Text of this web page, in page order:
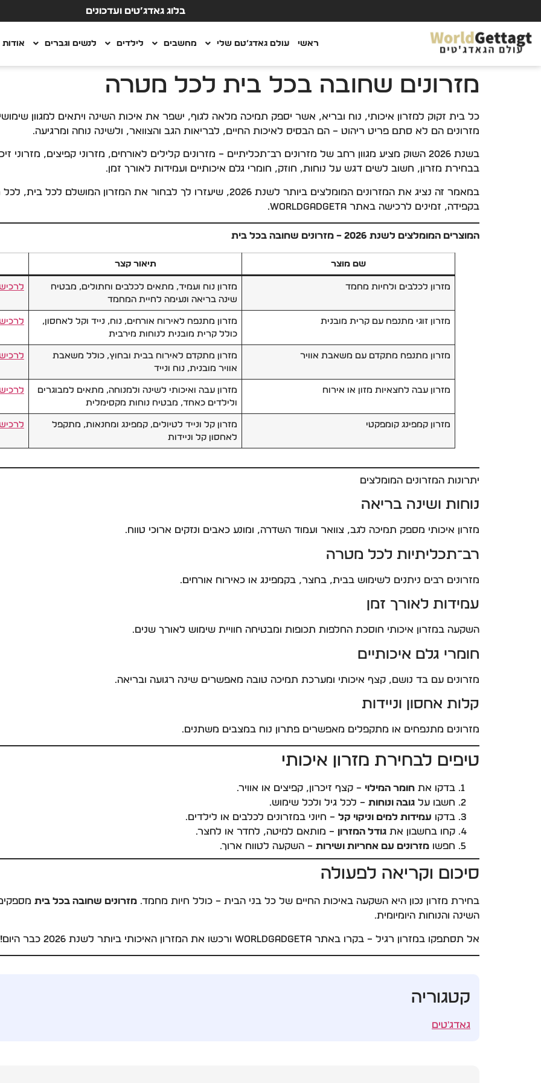
בלוג גאדג’טים ועדכונים
ראשי עולם גאדג’טם שלי מחשבים לילדים לנשים וגברים אודות
מזרונים שחובה בכל בית לכל מטרה
כל בית זקוק למזרון איכותי, נוח ובריא, אשר יספק תמיכה מלאה לגוף, ישפר את איכות השינה ויתאים למגוון
מזרונים הם לא סתם פריט ריהוט – הם הבסיס לאיכות החיים, לבריאות הגב והצוואר, ולשינה נוחה ומרגיעה.
בשנת 2026 השוק מציע מגוון רחב של מזרונים רב־תכליתיים – מזרונים קלילים לאורחים, מזרוני קפיצים,
בבחירת מזרון, חשוב לשים דגש על נוחות, חוזק, חומרי גלם איכותיים ועמידות לאורך זמן.
במאמר זה נציג את המזרונים המומלצים ביותר לשנת 2026, שיעזרו לך לבחור את
בקפידה, זמינים לרכישה באתר WorldGadgeta.
המוצרים המומלצים לשנת 2026 – מזרונים שחובה בכל בית
שם מוצר תיאור קצר
מזרון לכלבים ולחיות מחמד
מזרון נוח ועמיד, מתאים לכלבים וחתולים, מבטיח
שינה בריאה ונעימה לחיית המחמד
מזרון זוגי מתנפח עם קרית מובנית
מזרון מתנפח לאירוח אורחים, נוח, נייד וקל לאחסון,
כולל קרית מובנית לנוחות מירבית
מזרון מתנפח מתקדם עם משאבת אוויר
מזרון מתקדם לאירוח בבית ובחוץ, כולל משאבת
אוויר מובנית, נוח ונייד
מזרון עבה לחצאיות מזון או אירוח
מזרון עבה ואיכותי לשינה ולמנוחה, מתאים למבוגרים
ולילדים כאחד, מבטיח נוחות מקסימלית
מזרון קמפינג קומפקטי
מזרון קל ונייד לטיולים, קמפינג ומחנאות, מתקפל
לאחסון קל וניידות
יתרונות המזרונים המומלצים
נוחות ושינה בריאה
מזרון איכותי מספק תמיכה לגב, צוואר ועמוד השדרה, ומונע כאבים ונזקים ארוכי טווח.
רב־תכליתיות לכל מטרה
מזרונים רבים ניתנים לשימוש בבית, בחצר, בקמפינג או כאירוח אורחים.
עמידות לאורך זמן
השקעה במזרון איכותי חוסכת החלפות תכופות ומבטיחה חוויית שימוש לאורך שנים.
חומרי גלם איכותיים
מזרונים עם בד נושם, קצף איכותי ומערכת תמיכה טובה מאפשרים שינה רגועה ובריאה.
קלות אחסון וניידות
מזרונים מתנפחים או מתקפלים מאפשרים פתרון נוח במצבים משתנים.
טיפים לבחירת מזרון איכותי
בדקו את חומר המילוי – קצף זיכרון, קפיצים או אוויר.
חשבו על גובה ונוחות – לכל גיל ולכל שימוש.
בדקו עמידות למים וניקוי קל – חיוני במזרונים לכלבים או לילדים.
קחו בחשבון את גודל המזרון – מותאם למיטה, לחדר או לחצר.
חפשו מזרונים עם אחריות ושירות – השקעה לטווח ארוך.
סיכום וקריאה לפעולה
בחירת מזרון נכון היא השקעה באיכות החיים של כל בני הבית – כולל חיות מחמד. מזרונים שחובה בכל בית
השינה והנוחות היומיומית.
אל תסתפקו במזרון רגיל – בקרו באתר WorldGadgeta ורכשו את המזרון האיכותי ביותר לשנת 2026 כבר היום!
קטגוריה
גאדג'טים